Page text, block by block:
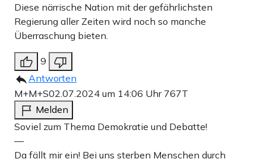
Diese närrische Nation mit der gefährlichsten
Regierung aller Zeiten wird noch so manche
Überraschung bieten.
9
Antworten
M+M+S02.07.2024 um 14:06 Uhr 767T
Melden
Soviel zum Thema Demokratie und Debatte!
—
Da fällt mir ein! Bei uns sterben Menschen durch